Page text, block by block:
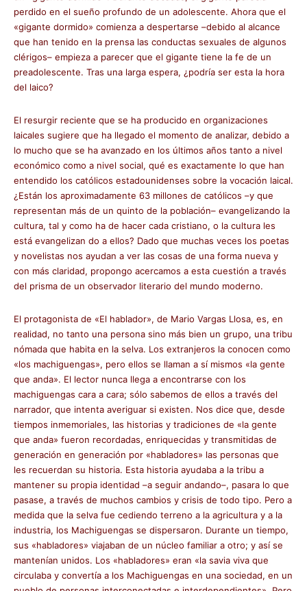
perdido en el sueño profundo de un adolescente. Ahora que el
«gigante dormido» comienza a despertarse –debido al alcance
que han tenido en la prensa las conductas sexuales de algunos
clérigos– empieza a parecer que el gigante tiene la fe de un
preadolescente. Tras una larga espera, ¿podría ser esta la hora
del laico?
El resurgir reciente que se ha producido en organizaciones
laicales sugiere que ha llegado el momento de analizar, debido a
lo mucho que se ha avanzado en los últimos años tanto a nivel
económico como a nivel social, qué es exactamente lo que han
entendido los católicos estadounidenses sobre la vocación laical.
¿Están los aproximadamente 63 millones de católicos –y que
representan más de un quinto de la población– evangelizando la
cultura, tal y como ha de hacer cada cristiano, o la cultura les
está evangelizan do a ellos? Dado que muchas veces los poetas
y novelistas nos ayudan a ver las cosas de una forma nueva y
con más claridad, propongo acercamos a esta cuestión a través
del prisma de un observador literario del mundo moderno.
El protagonista de «El hablador», de Mario Vargas Llosa, es, en
realidad, no tanto una persona sino más bien un grupo, una tribu
nómada que habita en la selva. Los extranjeros la conocen como
«los machiguengas», pero ellos se llaman a sí mismos «la gente
que anda». El lector nunca llega a encontrarse con los
machiguengas cara a cara; sólo sabemos de ellos a través del
narrador, que intenta averiguar si existen. Nos dice que, desde
tiempos inmemoriales, las historias y tradiciones de «la gente
que anda» fueron recordadas, enriquecidas y transmitidas de
generación en generación por «habladores» las personas que
les recuerdan su historia. Esta historia ayudaba a la tribu a
mantener su propia identidad –a seguir andando–, pasara lo que
pasase, a través de muchos cambios y crisis de todo tipo. Pero a
medida que la selva fue cediendo terreno a la agricultura y a la
industria, los Machiguengas se dispersaron. Durante un tiempo,
sus «habladores» viajaban de un núcleo familiar a otro; y así se
mantenían unidos. Los «habladores» eran «la savia viva que
circulaba y convertía a los Machiguengas en una sociedad, en un